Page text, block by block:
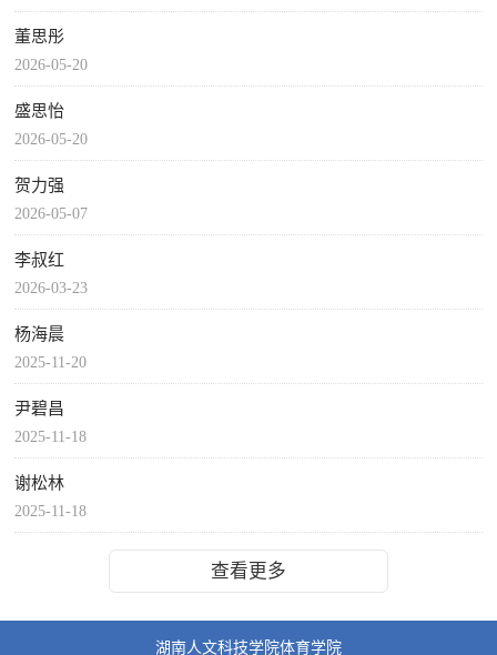
董思彤
2026-05-20
盛思怡
2026-05-20
贺力强
2026-05-07
李叔红
2026-03-23
杨海晨
2025-11-20
尹碧昌
2025-11-18
谢松林
2025-11-18
查看更多
湖南人文科技学院体育学院